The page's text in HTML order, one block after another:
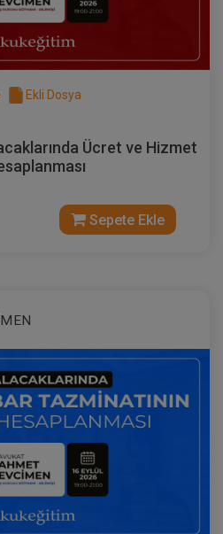
Kongresi Tüm
- 1 - IV. Borçlar
VII. Oturum
Ekli Dosya
Ücret ve Hizmet
Sepete Ekle